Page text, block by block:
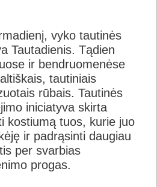
vyko tautinės
Tautadienis. Tądien
ir bendruomenėse
tautiniais
rūbais. Tautinės
iniciatyva skirta
kostiumą tuos, kurie juo
ir padrąsinti daugiau
per svarbias
progas.